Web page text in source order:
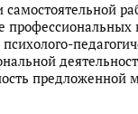
предложенной